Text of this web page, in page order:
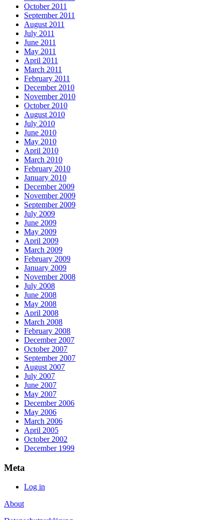
October 2011
September 2011
August 2011
July 2011
June 2011
May 2011
April 2011
March 2011
February 2011
December 2010
November 2010
October 2010
August 2010
July 2010
June 2010
May 2010
April 2010
March 2010
February 2010
January 2010
December 2009
November 2009
September 2009
July 2009
June 2009
May 2009
April 2009
March 2009
February 2009
January 2009
November 2008
July 2008
June 2008
May 2008
April 2008
March 2008
February 2008
December 2007
October 2007
September 2007
August 2007
July 2007
June 2007
May 2007
December 2006
May 2006
March 2006
April 2005
October 2002
December 1999
Meta
Log in
About